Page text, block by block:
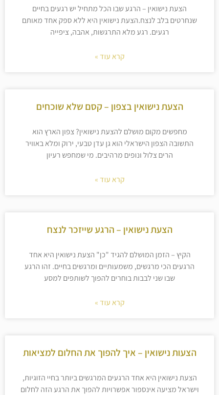
הצעת נישואין – הרגע שבו הכל מתחיל יש רגעים בחיים
שנחרטים בלב לנצח.הצעת נישואין היא ללא ספק אחד מאותם
רגעים. רגע מלא התרגשות, אהבה, ציפייה
קרא עוד »
הצעת נישואין בצפון – קסם שלא שוכחים
מחפשים מקום מושלם להצעת נישואין? צפון הארץ הוא
התשובה הצפון הישראלי הוא גן עדן טבעי, ירוק ומלא באוויר
הרים צלול ונופים מרהיבים. מי שמחפש רעיון
קרא עוד »
הצעת נישואין – הרגע שייזכר לנצח
הקיץ – הזמן המושלם להגיד "כן" הצעת נישואין היא אחד
הרגעים הכי מרגשים, משמעותיים ומרגשים בחיים. זהו הרגע
שבו שני לבבות בוחרים להפוך לשותפים למסע
קרא עוד »
הצעות נישואין – איך להפוך את החלום למציאות
הצעת נישואין היא אחד הרגעים המרגשים ביותר בחיי הזוגיות,
וישראל מציעה אינספור אפשרויות להפוך את הרגע הזה לחלום